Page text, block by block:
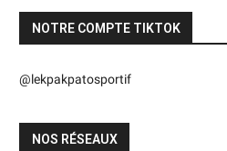
NOTRE COMPTE TIKTOK
@lekpakpatosportif
NOS RÉSEAUX